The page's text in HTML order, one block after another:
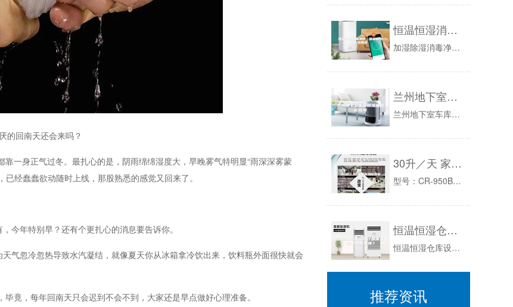
的回南天还会来吗？
身正气过冬。最扎心的是，阴雨绵绵湿度大，早晚雾气特明显“雨深深雾蒙
经蠢蠢欲动随时上线，那股熟悉的感觉又回来了。
年特别早？还有个更扎心的消息要告诉你。
忽冷忽热导致水汽凝结，就像夏天你从冰箱拿冷饮出来，饮料瓶外面很快就会
，每年回南天只会迟到不会不到，大家还是早点做好心理准备。
恒温恒湿消毒净化一体机的特点及用途
加湿除湿消毒净化一体机是档案仓库恒湿、消毒和净化的有效的解决方法，HB-670系列柜式加湿除湿消毒净化一体机选用AM网络版智能电脑操控技能、...
兰州地下室车库除湿机选配参考
兰州地下室车库除湿机选配参考相关信息：待过兰州的朋友都知道，夏季兰州湿度挺大的尤其地下室车库地下室车库环境因素中的空气湿度变化直接影响地下室...
30升／天 家用商用除湿机
型号：CR-950B电源电压220V~50Hz功率800W电流3.6A名义除湿量50L/天（正常工况30℃RH80%）适用温度5℃-38℃毛...
恒温恒湿仓库设计都需要满足哪些条件？
恒温恒湿仓库设计都需要满足哪些条件？作为恒温恒湿大工程当中的重要项目，恒温恒湿仓库设计也是一个非常重要的工程，为了能够让仓库内部的环境更稳定...
推荐资讯